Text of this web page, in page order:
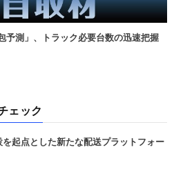
予測」、トラック必要台数の迅速把握
ェック
起点とした新たな配送プラットフォー